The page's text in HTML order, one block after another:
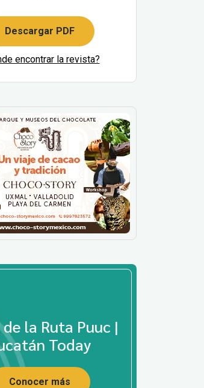
Descargar PDF
encontrar la revista?
la Ruta Puuc |
Today
Conocer más